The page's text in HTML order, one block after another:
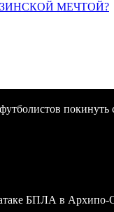
МЕЧТОЙ?
покинуть
БПЛА в Архипо-